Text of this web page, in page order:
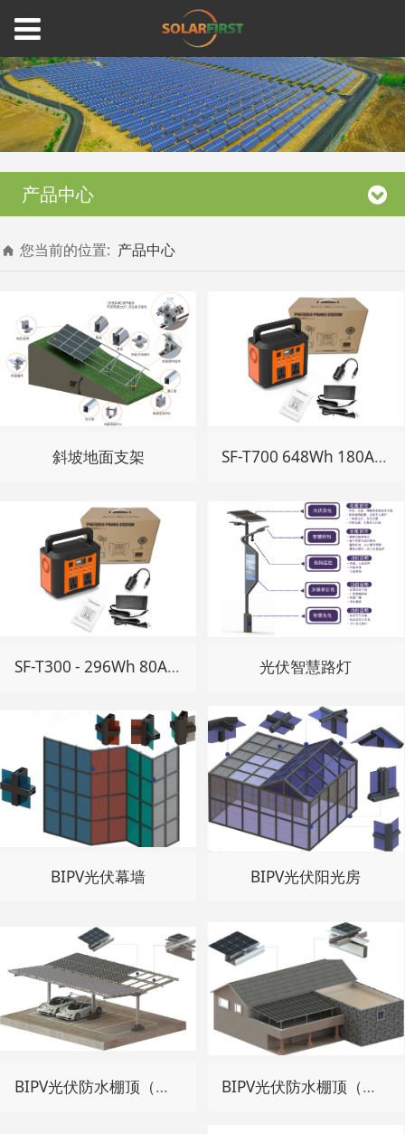
产品中心
您当前的位置: 产品中心
斜坡地面支架 SF-T700 648Wh 180Ah 便携式光伏储能电源
SF-T300 - 296Wh 80Ah 便携式光伏储能电源 光伏智慧路灯
BIPV光伏幕墙 BIPV光伏阳光房
BIPV光伏防水棚顶（碳钢） BIPV光伏防水棚顶（铝合金）